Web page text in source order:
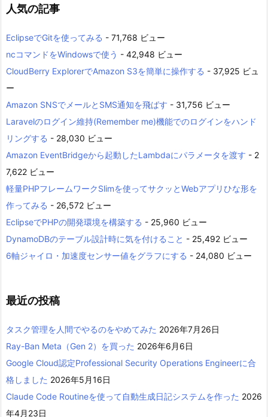
人気の記事
EclipseでGitを使ってみる - 71,768 ビュー
ncコマンドをWindowsで使う - 42,948 ビュー
CloudBerry ExplorerでAmazon S3を簡単に操作する - 37,925 ビュ
ー
Amazon SNSでメールとSMS通知を飛ばす - 31,756 ビュー
Laravelのログイン維持(Remember me)機能でのログインをハンド
リングする - 28,030 ビュー
Amazon EventBridgeから起動したLambdaにパラメータを渡す - 2
7,622 ビュー
軽量PHPフレームワークSlimを使ってサクッとWebアプリひな形を
作ってみる - 26,572 ビュー
EclipseでPHPの開発環境を構築する - 25,960 ビュー
DynamoDBのテーブル設計時に気を付けること - 25,492 ビュー
6軸ジャイロ・加速度センサー値をグラフにする - 24,080 ビュー
最近の投稿
タスク管理を人間でやるのをやめてみた 2026年7月26日
Ray-Ban Meta（Gen 2）を買った 2026年6月6日
Google Cloud認定Professional Security Operations Engineerに合
格しました 2026年5月16日
Claude Code Routineを使って自動生成日記システムを作った 2026
年4月23日